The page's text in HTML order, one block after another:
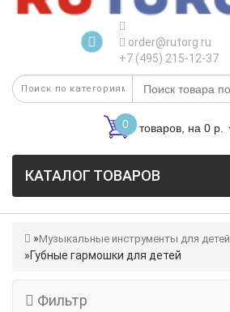
order@rutorg.ru
+7 (495) 215-12-37
0 товаров, на 0 р.
КАТАЛОГ ТОВАРОВ
Музыкальные инструменты для детей
Губные гармошки для детей
Фильтр